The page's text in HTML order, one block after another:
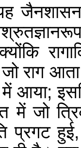
जैनशासन
राग
आया;
में जो
हुई,